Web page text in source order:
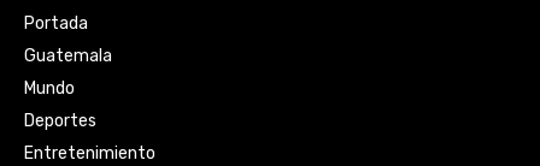
Portada
Guatemala
Mundo
Deportes
Entretenimiento